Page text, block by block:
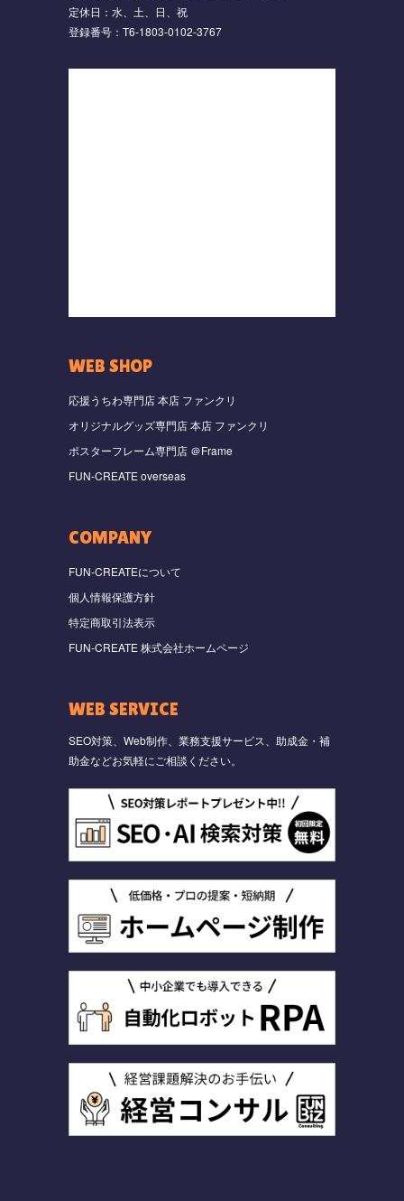
定休日：水、土、日、祝
登録番号：T6-1803-0102-3767
WEB SHOP
応援うちわ専門店 本店 ファンクリ
オリジナルグッズ専門店 本店 ファンクリ
ポスターフレーム専門店 ＠Frame
FUN-CREATE overseas
COMPANY
FUN-CREATEについて
個人情報保護方針
特定商取引法表示
FUN-CREATE 株式会社ホームページ
WEB SERVICE
SEO対策、Web制作、業務支援サービス、助成金・補
助金などお気軽にご相談ください。